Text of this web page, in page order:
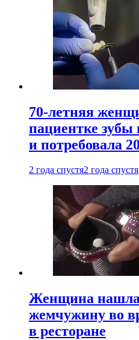
70-летняя
пациентке зубы
и потребовала
2 года спустя2 года спустя
Женщина
жемчужину во
в ресторане